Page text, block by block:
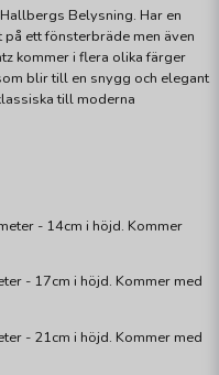
Belysning. Har en
ett fönsterbräde men även
kommer i flera olika färger
blir till en snygg och elegant
till moderna
- 14cm i höjd. Kommer
- 17cm i höjd. Kommer med
- 21cm i höjd. Kommer med